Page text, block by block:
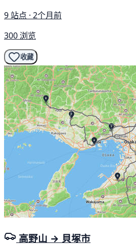
9 站点 · 2个月前
300 浏览
收藏
高野山 → 貝塚市